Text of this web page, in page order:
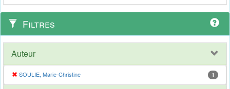
Filtres
Auteur
SOULIE, Marie-Christine 1